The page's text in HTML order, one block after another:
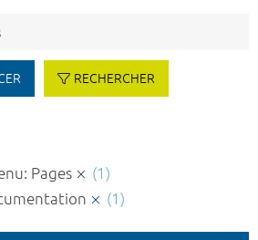
RECHERCHER
Pages
(1)
(1)